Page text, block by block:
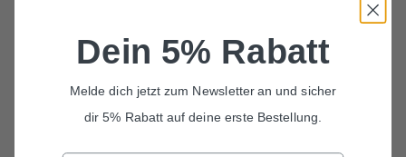
Dein 5% Rabatt
Melde dich jetzt zum Newsletter an und sicher
dir 5% Rabatt auf deine erste Bestellung.